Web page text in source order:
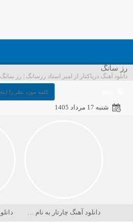
رز سانگ
دانلود آهنگ دریاکنار از امیر استاد رزسانگ | رز سانگ
شنبه 17 مرداد 1405
دانلود آهنگ چارتار به نام در حسرت ماه